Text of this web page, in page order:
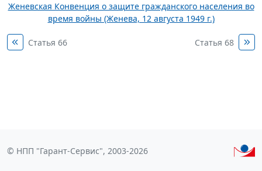
Женевская Конвенция о защите гражданского населения во
время войны (Женева, 12 августа 1949 г.)
Статья 66 Статья 68
© НПП "Гарант-Сервис", 2003-2026